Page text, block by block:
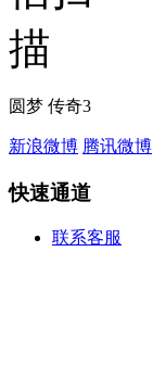
圆梦 传奇3
新浪微博 腾讯微博
快速通道
联系客服